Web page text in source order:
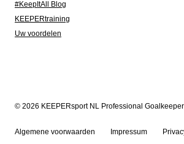
#KeepItAll Blog
KEEPERtraining
Uw voordelen
© 2026 KEEPERsport NL Professional
Algemene voorwaarden Impressum